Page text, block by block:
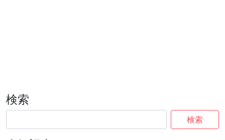
検索
検索